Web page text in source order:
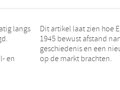
langs
en
Dit artikel laat zien hoe
1945 bewust afstand
geschiedenis en een
op de markt brachten.